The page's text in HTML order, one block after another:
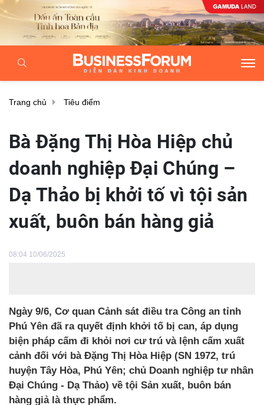
Trang chủ Tiêu điểm
Bà Đặng Thị Hòa Hiệp chủ
doanh nghiệp Đại Chúng –
Dạ Thảo bị khởi tố vì tội sản
xuất, buôn bán hàng giả
08:04 10/06/2025
Ngày 9/6, Cơ quan Cảnh sát điều tra Công an tỉnh
Phú Yên đã ra quyết định khởi tố bị can, áp dụng
biện pháp cấm đi khỏi nơi cư trú và lệnh cấm xuất
cảnh đối với bà Đặng Thị Hòa Hiệp (SN 1972, trú
huyện Tây Hòa, Phú Yên; chủ Doanh nghiệp tư nhân
Đại Chúng - Dạ Thảo) về tội Sản xuất, buôn bán
hàng giả là thực phẩm.